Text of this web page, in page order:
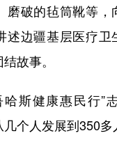
磨破的毡筒靴等，
述边疆基层医疗卫
故事。
斯健康惠民行”
个人发展到350多